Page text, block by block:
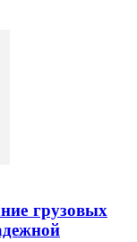
грузовых